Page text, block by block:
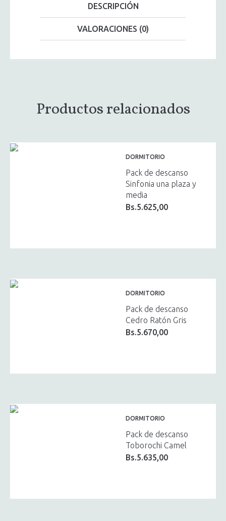
DESCRIPCIÓN
VALORACIONES (0)
Productos relacionados
DORMITORIO
Pack de descanso
Sinfonia una plaza y
media
Bs.5.625,00
DORMITORIO
Pack de descanso
Cedro Ratón Gris
Bs.5.670,00
DORMITORIO
Pack de descanso
Toborochi Camel
Bs.5.635,00